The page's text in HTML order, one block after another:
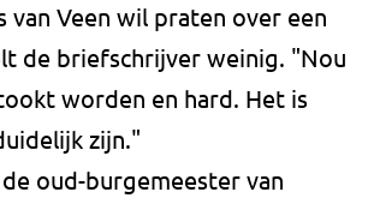
Veen wil praten over een
de briefschrijver weinig. "Nou
worden en hard. Het is
zijn."
oud-burgemeester van